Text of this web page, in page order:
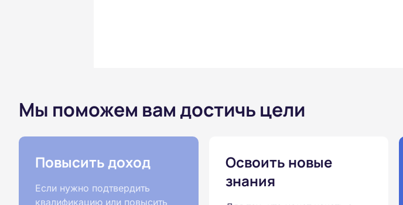
Мы поможем вам достичь цели
Повысить доход
Если нужно подтвердить
квалификацию или повысить
Освоить новые
знания